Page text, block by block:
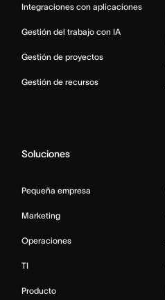
Integraciones con aplicaciones
Gestión del trabajo con IA
Gestión de proyectos
Gestión de recursos
Soluciones
Pequeña empresa
Marketing
Operaciones
TI
Producto